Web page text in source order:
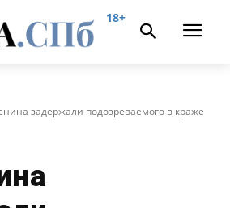
18+
задержали подозреваемого в краже